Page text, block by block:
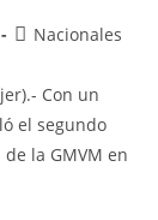
Nacionales
Con un
el segundo
la GMVM en